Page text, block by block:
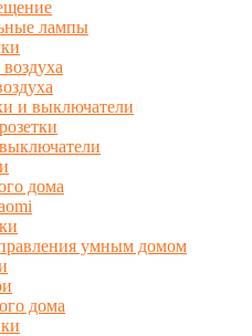
лампы
и выключатели
дома
умным домом
дома